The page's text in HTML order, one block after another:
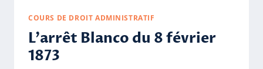
COURS DE DROIT ADMINISTRATIF
L’arrêt Blanco du 8 février
1873